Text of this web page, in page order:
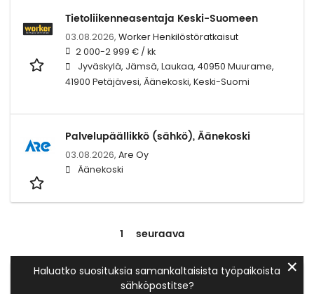
Tietoliikenneasentaja Keski-Suomeen
03.08.2026, Worker Henkilöstöratkaisut
2 000-2 999 € / kk
Jyväskylä, Jämsä, Laukaa, 40950 Muurame,
41900 Petäjävesi, Äänekoski, Keski-Suomi
Palvelupäällikkö (sähkö), Äänekoski
03.08.2026, Are Oy
Äänekoski
1 seuraava
Haluatko suosituksia samankaltaisista työpaikoista
sähköpostitse?
✕